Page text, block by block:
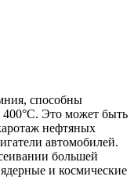
способны
400°C. Это может быть
нефтяных
автомобилей.
большей
и космические